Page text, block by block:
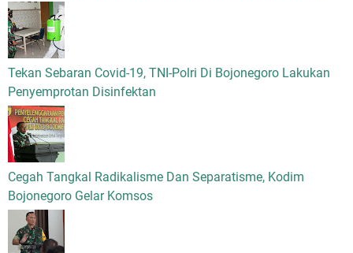
Tekan Sebaran Covid-19, TNI-Polri Di Bojonegoro Lakukan
Penyemprotan Disinfektan
Cegah Tangkal Radikalisme Dan Separatisme, Kodim
Bojonegoro Gelar Komsos